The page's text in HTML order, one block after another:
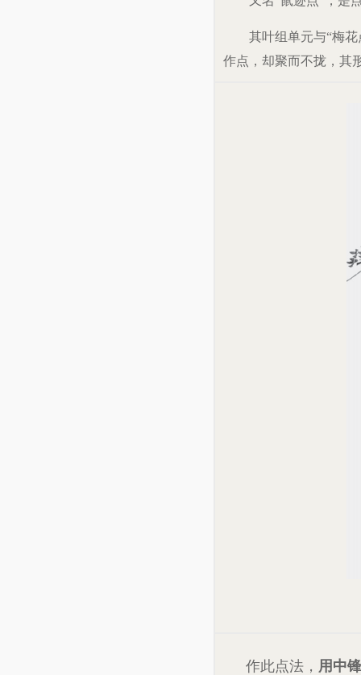
其叶组单元与“梅
作点，却聚而不拢，其
作此点法， 用中